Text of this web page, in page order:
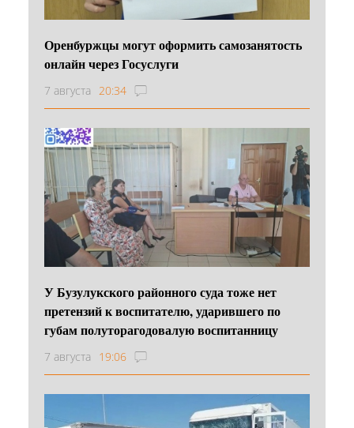
Оренбуржцы могут оформить самозанятость
онлайн через Госуслуги
7 августа 20:34
У Бузулукского районного суда тоже нет
претензий к воспитателю, ударившего по
губам полуторагодовалую воспитанницу
7 августа 19:06